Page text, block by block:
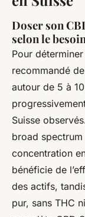
Doser son
selon le
Pour
recommandé
autour de 5 à
Suisse
broad
concentration
bénéficie de
des actifs,
pur, sans THC